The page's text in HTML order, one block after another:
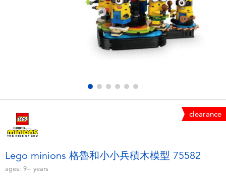
Outdoor & Sports
Soft Toys
clearance
Lego minions 格魯和小小兵積木模型 75582
ages: 9+ years